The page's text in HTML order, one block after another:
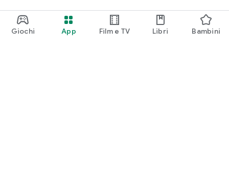
Giochi App Film e TV Libri Bambini